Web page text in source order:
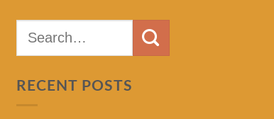
RECENT POSTS